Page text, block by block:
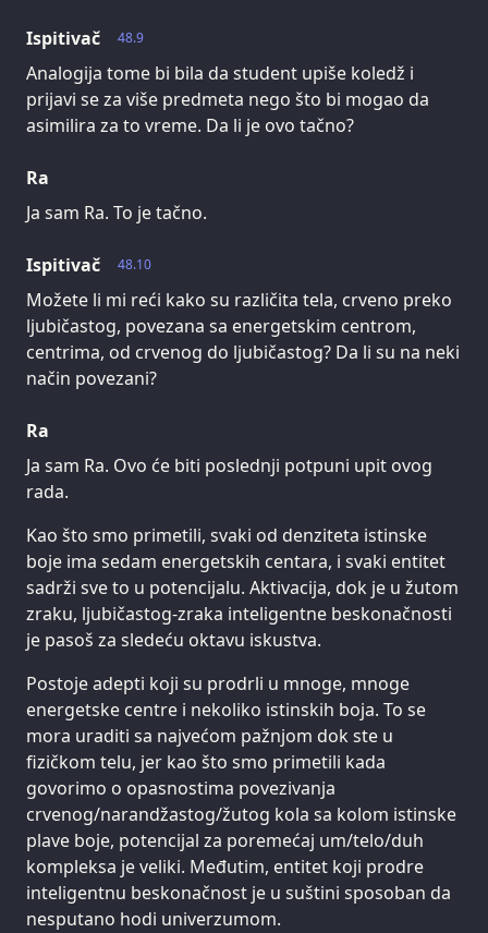
48.9
Ispitivač
Analogija tome bi bila da student upiše koledž i
prijavi se za više predmeta nego što bi mogao da
asimilira za to vreme. Da li je ovo tačno?
Ra
Ja sam Ra. To je tačno.
48.10
Ispitivač
Možete li mi reći kako su različita tela, crveno preko
ljubičastog, povezana sa energetskim centrom,
centrima, od crvenog do ljubičastog? Da li su na neki
način povezani?
Ra
Ja sam Ra. Ovo će biti poslednji potpuni upit ovog
rada.
Kao što smo primetili, svaki od denziteta istinske
boje ima sedam energetskih centara, i svaki entitet
sadrži sve to u potencijalu. Aktivacija, dok je u žutom
zraku, ljubičastog-zraka inteligentne beskonačnosti
je pasoš za sledeću oktavu iskustva.
Postoje adepti koji su prodrli u mnoge, mnoge
energetske centre i nekoliko istinskih boja. To se
mora uraditi sa najvećom pažnjom dok ste u
fizičkom telu, jer kao što smo primetili kada
govorimo o opasnostima povezivanja
crvenog/narandžastog/žutog kola sa kolom istinske
plave boje, potencijal za poremećaj um/telo/duh
kompleksa je veliki. Međutim, entitet koji prodre
inteligentnu beskonačnost je u suštini sposoban da
nesputano hodi univerzumom.